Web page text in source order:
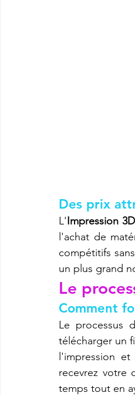
Des prix
L'Impression
l'achat de
compétitifs
un plus grand
Le
Comment
Le processus
télécharger un
l'impression
recevrez votre
temps tout en